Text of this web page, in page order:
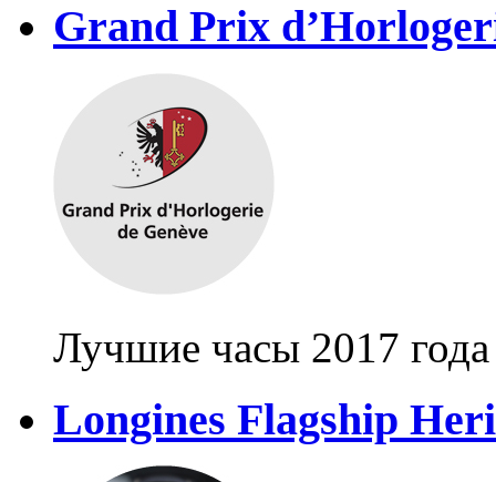
Grand Prix
Лучшие часы 2017
Longines Flagship